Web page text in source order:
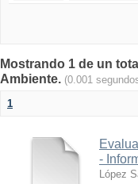
Mostrando 1 de un
Ambiente. (0.001
1
-
López